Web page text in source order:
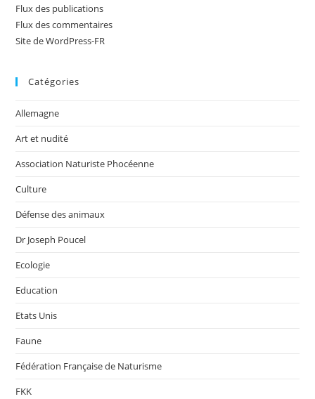
Flux des publications
Flux des commentaires
Site de WordPress-FR
Catégories
Allemagne
Art et nudité
Association Naturiste Phocéenne
Culture
Défense des animaux
Dr Joseph Poucel
Ecologie
Education
Etats Unis
Faune
Fédération Française de Naturisme
FKK